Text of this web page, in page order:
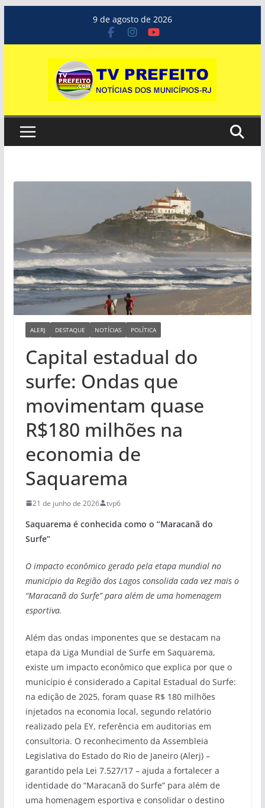
o
9 de agosto de 2026
ALERJ DESTAQUE NOTÍCIAS POLÍTICA
Capital estadual do
surfe: Ondas que
movimentam quase
R$180 milhões na
economia de
Saquarema
21 de junho de 2026 tvp6
Saquarema é conhecida como o “Maracanã do
Surfe”
O impacto econômico gerado pela etapa mundial no
município da Região dos Lagos consolida cada vez mais o
“Maracanã do Surfe” para além de uma homenagem
esportiva.
Além das ondas imponentes que se destacam na
etapa da Liga Mundial de Surfe em Saquarema,
existe um impacto econômico que explica por que o
município é considerado a Capital Estadual do Surfe:
na edição de 2025, foram quase R$ 180 milhões
injetados na economia local, segundo relatório
realizado pela EY, referência em auditorias em
consultoria. O reconhecimento da Assembleia
Legislativa do Estado do Rio de Janeiro (Alerj) –
garantido pela Lei 7.527/17 – ajuda a fortalecer a
identidade do “Maracanã do Surfe” para além de
uma homenagem esportiva e consolidar o destino